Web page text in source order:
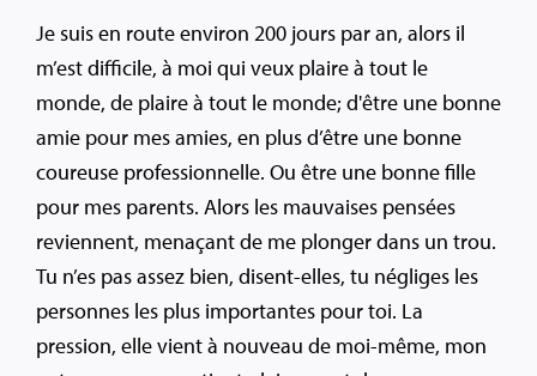
Je suis en route environ 200 jours par an, alors il
m’est difficile, à moi qui veux plaire à tout le
monde, de plaire à tout le monde; d'être une bonne
amie pour mes amies, en plus d’être une bonne
coureuse professionnelle. Ou être une bonne fille
pour mes parents. Alors les mauvaises pensées
reviennent, menaçant de me plonger dans un trou.
Tu n’es pas assez bien, disent-elles, tu négliges les
personnes les plus importantes pour toi. La
pression, elle vient à nouveau de moi-même, mon